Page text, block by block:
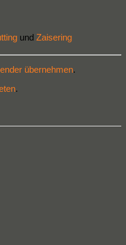
und Zaisering
übernehmen.
.